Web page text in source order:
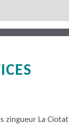
zingueur La Ciotat